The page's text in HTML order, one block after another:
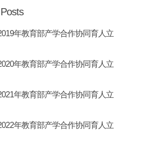
年教育部产学合作协同育人立
年教育部产学合作协同育人立
年教育部产学合作协同育人立
年教育部产学合作协同育人立